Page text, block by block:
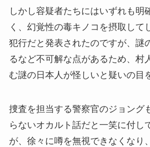
しかし容疑者たちにはいずれも明
く、幻覚性の毒キノコを摂取して
犯行だと発表されたのですが、謎
るなど不可解な点があるため、村
む謎の日本人が怪しいと疑いの目
捜査を担当する警察官のジョング
らないオカルト話だと一笑に付し
が、徐々に噂を無視できなくなり